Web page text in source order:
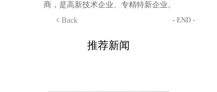
商，是高新技术企业、专精特新企业。
Back
- END -
推荐新闻